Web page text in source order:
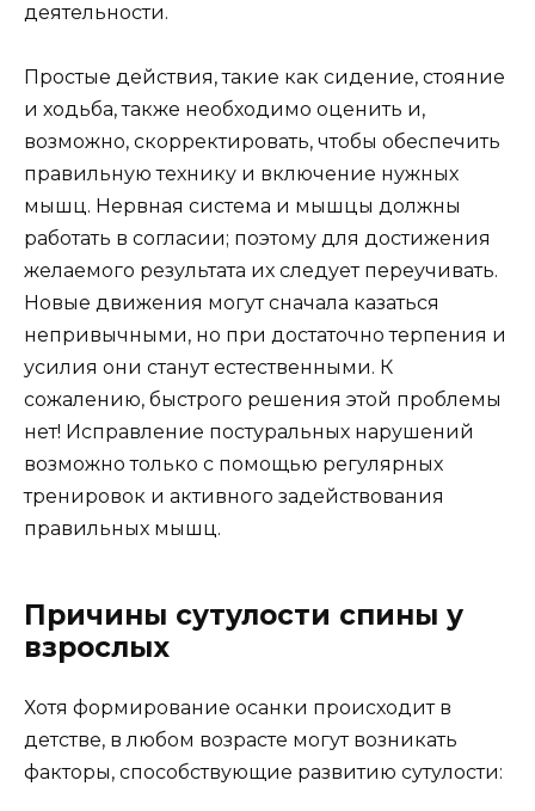
деятельности.
Простые действия, такие как сидение, стояние
и ходьба, также необходимо оценить и,
возможно, скорректировать, чтобы обеспечить
правильную технику и включение нужных
мышц. Нервная система и мышцы должны
работать в согласии; поэтому для достижения
желаемого результата их следует переучивать.
Новые движения могут сначала казаться
непривычными, но при достаточно терпения и
усилия они станут естественными. К
сожалению, быстрого решения этой проблемы
нет! Исправление постуральных нарушений
возможно только с помощью регулярных
тренировок и активного задействования
правильных мышц.
Причины сутулости спины у
взрослых
Хотя формирование осанки происходит в
детстве, в любом возрасте могут возникать
факторы, способствующие развитию сутулости: